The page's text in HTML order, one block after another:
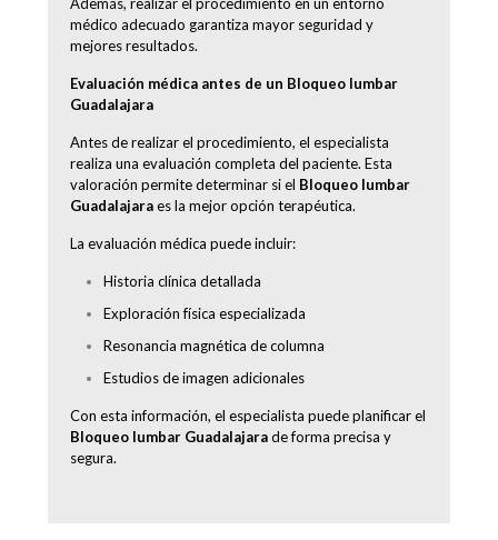
médico adecuado garantiza mayor seguridad y
mejores resultados.
Evaluación médica antes de un Bloqueo lumbar
Guadalajara
Antes de realizar el procedimiento, el especialista
realiza una evaluación completa del paciente. Esta
valoración permite determinar si el Bloqueo lumbar
Guadalajaraes la mejor opción terapéutica.
La evaluación médica puede incluir:
Historia clínica detallada
Exploración física especializada
Resonancia magnética de columna
Estudios de imagen adicionales
Con esta información, el especialista puede planificar el
Bloqueo lumbar Guadalajarade forma precisa y
segura.